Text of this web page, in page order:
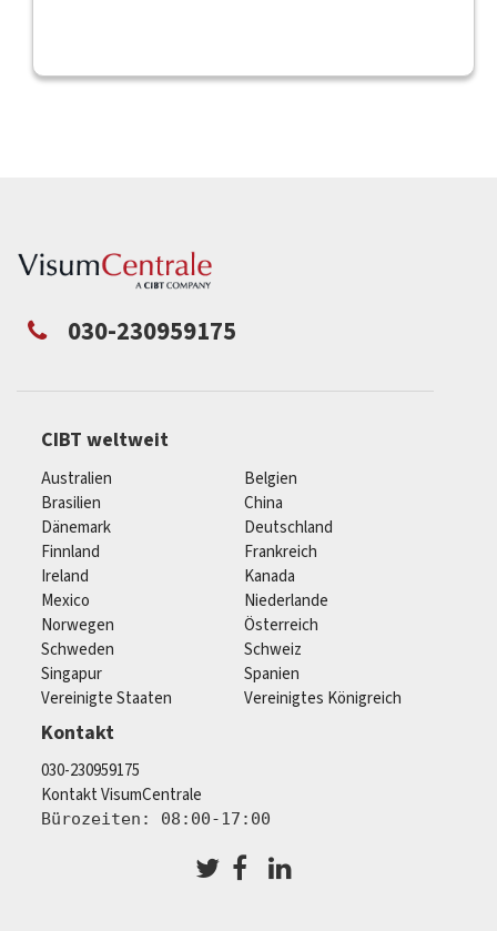
030-230959175
CIBT weltweit
Australien
Belgien
Brasilien
China
Dänemark
Deutschland
Finnland
Frankreich
Ireland
Kanada
Mexico
Niederlande
Norwegen
Österreich
Schweden
Schweiz
Singapur
Spanien
Vereinigte Staaten
Vereinigtes Königreich
Kontakt
030-230959175
Kontakt VisumCentrale
Bürozeiten: 08:00-17:00